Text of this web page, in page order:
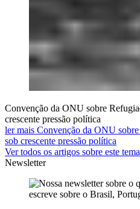
Convenção da ONU sobre
crescente pressão política
ler mais Convenção da ONU
sob crescente pressão política
Ver todos os artigos sobre este tema
Newsletter